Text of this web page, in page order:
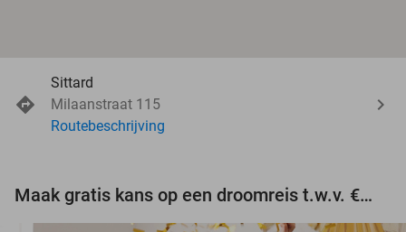
Sittard
Milaanstraat 115
Routebeschrijving
Maak gratis kans op een droomreis t.w.v. €3.000!